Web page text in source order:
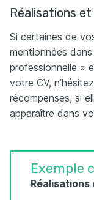
Réalisations
Si certaines de
mentionnées
professionnelle »
votre CV,
récompenses, si
apparaître dans
Exemple
Réalisations